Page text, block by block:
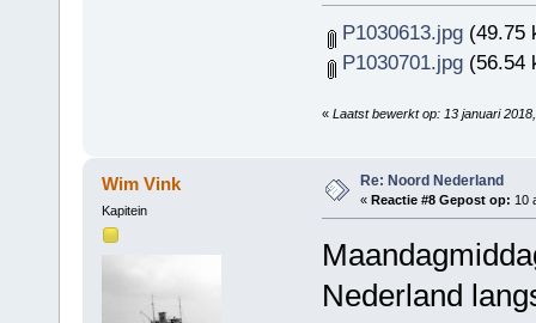
P1030613.jpg(49.75
P1030701.jpg(56.54
« Laatst bewerkt op: 13 januari
Wim Vink
Kapitein
Re: Noord Nederland
« Reactie #8 Gepost op: 10
Nederland